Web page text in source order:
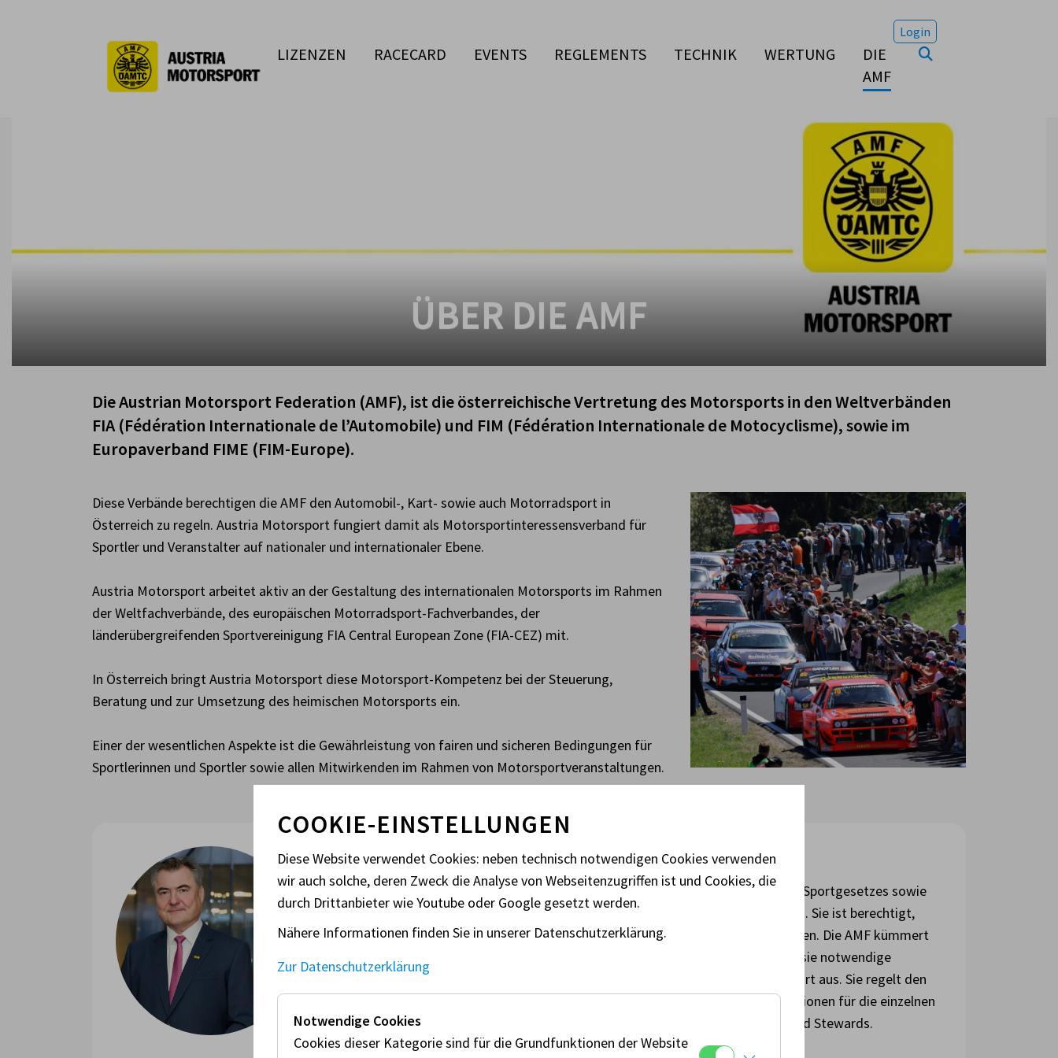
Login
LIZENZEN RACECARD EVENTS REGLEMENTS TECHNIK WERTUNG
DIE
AMF
ÜBER DIE AMF
Die Austrian Motorsport Federation (AMF), ist die österreichische Vertretung des Motorsports in den Weltverbänden
FIA (Fédération Internationale de l’Automobile) und FIM (Fédération Internationale de Motocyclisme), sowie im
Europaverband FIME (FIM-Europe).
Diese Verbände berechtigen die AMF den Automobil-, Kart- sowie auch Motorradsport in
Österreich zu regeln. Austria Motorsport fungiert damit als Motorsportinteressensverband für
Sportler und Veranstalter auf nationaler und internationaler Ebene.
Austria Motorsport arbeitet aktiv an der Gestaltung des internationalen Motorsports im Rahmen
der Weltfachverbände, des europäischen Motorradsport-Fachverbandes, der
länderübergreifenden Sportvereinigung FIA Central European Zone (FIA-CEZ) mit.
In Österreich bringt Austria Motorsport diese Motorsport-Kompetenz bei der Steuerung,
Beratung und zur Umsetzung des heimischen Motorsports ein.
Einer der wesentlichen Aspekte ist die Gewährleistung von fairen und sicheren Bedingungen für
Sportlerinnen und Sportler sowie allen Mitwirkenden im Rahmen von Motorsportveranstaltungen.
Markus Ludvik, AMF Präsident
Die AMF ist unter anderem für die Umsetzung und Überwachung des Nationalen Sportgesetzes sowie
der internationalen Vorschriften und für die Vergabe von Fahrerlizenzen zuständig. Sie ist berechtigt,
internationale FIA- und FIM-Lizenzen für ihre nationalen Lizenznehmer auszustellen. Die AMF kümmert
sich um Veranstalterinnen und die Sicherheit von Rennstrecken, außerdem stellt sie notwendige
Fahrzeugdokumente für den Einsatz im nationalen und internationalen Motorsport aus. Sie regelt den
Motorsport in Österreich, koordiniert den Motorsportkalender, die Fachkommissionen für die einzelnen
Motorsportdisziplinen, Ausbildung und Einsätze von Offiziellen wie Scrutineers und Stewards.
COOKIE-EINSTELLUNGEN
Diese Website verwendet Cookies: neben technisch notwendigen Cookies verwenden
wir auch solche, deren Zweck die Analyse von Webseitenzugriffen ist und Cookies, die
durch Drittanbieter wie Youtube oder Google gesetzt werden.
Nähere Informationen finden Sie in unserer Datenschutzerklärung.
Zur Datenschutzerklärung
Notwendige Cookies
Cookies dieser Kategorie sind für die Grundfunktionen der Website